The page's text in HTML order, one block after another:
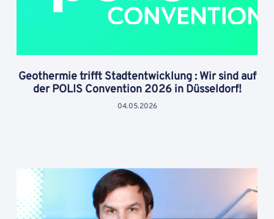
Geothermie trifft Stadtentwicklung : Wir sind auf
der POLIS Convention 2026 in Düsseldorf!
04.05.2026